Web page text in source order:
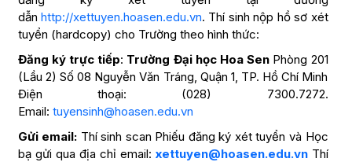
dẫn http://xettuyen.hoasen.edu.vn. Thí sinh nộp hồ sơ xét
tuyển (hardcopy) cho Trường theo hình thức:
Đăng ký trực tiếp: Trường Đại học Hoa Sen Phòng 201
(Lầu 2) Số 08 Nguyễn Văn Tráng, Quận 1, TP. Hồ Chí Minh
Điện thoại: (028) 7300.7272.
Email: tuyensinh@hoasen.edu.vn
Gửi email: Thí sinh scan Phiếu đăng ký xét tuyển và Học
bạ gửi qua địa chỉ email: xettuyen@hoasen.edu.vnThí